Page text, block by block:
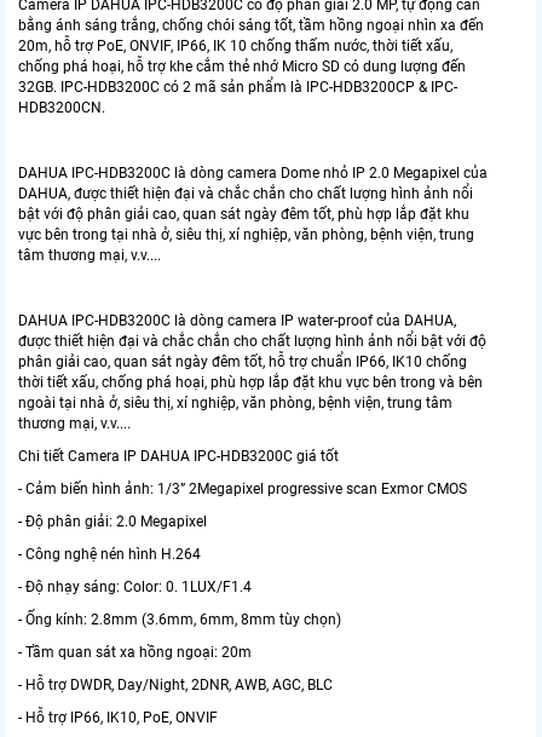
Camera IP DAHUA IPC-HDB3200C có độ phân giải 2.0 MP, tự động cân
bằng ánh sáng trắng, chống chói sáng tốt, tầm hồng ngoại nhìn xa đến
20m, hỗ trợ PoE, ONVIF, IP66, IK 10 chống thấm nước, thời tiết xấu,
chống phá hoại, hỗ trợ khe cắm thẻ nhớ Micro SD có dung lượng đến
32GB. IPC-HDB3200C có 2 mã sản phẩm là IPC-HDB3200CP & IPC-
HDB3200CN.
DAHUA IPC-HDB3200C là dòng camera Dome nhỏ IP 2.0 Megapixel của
DAHUA, được thiết hiện đại và chắc chắn cho chất lượng hình ảnh nổi
bật với độ phân giải cao, quan sát ngày đêm tốt, phù hợp lắp đặt khu
vực bên trong tại nhà ở, siêu thị, xí nghiệp, văn phòng, bệnh viện, trung
tâm thương mại, v.v....
DAHUA IPC-HDB3200C là dòng camera IP water-proof của DAHUA,
được thiết hiện đại và chắc chắn cho chất lượng hình ảnh nổi bật với độ
phân giải cao, quan sát ngày đêm tốt, hỗ trợ chuẩn IP66, IK10 chống
thời tiết xấu, chống phá hoại, phù hợp lắp đặt khu vực bên trong và bên
ngoài tại nhà ở, siêu thị, xí nghiệp, văn phòng, bệnh viện, trung tâm
thương mại, v.v....
Chi tiết Camera IP DAHUA IPC-HDB3200C giá tốt
- Cảm biến hình ảnh: 1/3” 2Megapixel progressive scan Exmor CMOS
- Độ phân giải: 2.0 Megapixel
- Công nghệ nén hình H.264
- Độ nhạy sáng: Color: 0. 1LUX/F1.4
- Ống kính: 2.8mm (3.6mm, 6mm, 8mm tùy chọn)
- Tầm quan sát xa hồng ngoại: 20m
- Hỗ trợ DWDR, Day/Night, 2DNR, AWB, AGC, BLC
- Hỗ trợ IP66, IK10, PoE, ONVIF